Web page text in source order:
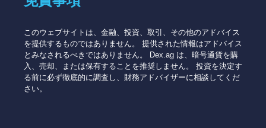
このウェブサイトは、金融、投資、取引、その他のアドバイス
を提供するものではありません。 提供された情報はアドバイス
とみなされるべきではありません。 Dex.ag は、暗号通貨を購
入、売却、または保有することを推奨しません。 投資を決定す
る前に必ず徹底的に調査し、財務アドバイザーに相談してくだ
さい。